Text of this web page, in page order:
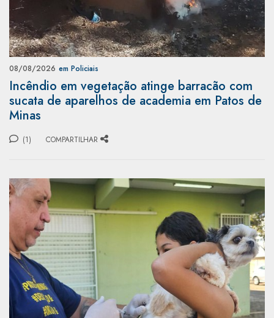
08/08/2026 em Policiais
Incêndio em vegetação atinge barracão com
sucata de aparelhos de academia em Patos de
Minas
(1) COMPARTILHAR